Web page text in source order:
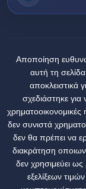
Αποποίηση
αυτή τη
αποκλειστικά
σχεδιάστηκε για
δεν συνιστά
δεν θα πρέπει να
διακράτηση
δεν χρησιμεύει
εξελίξεων